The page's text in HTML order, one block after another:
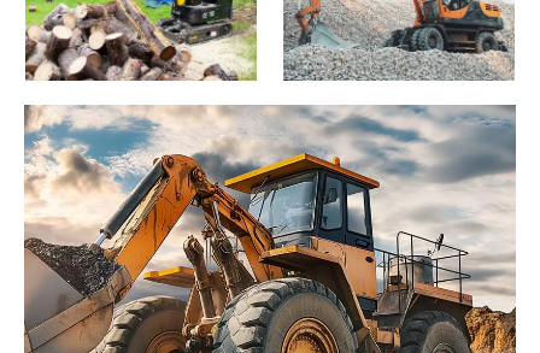
Наши экскаваторы в
Европе
Наш экскаватор в
Испании